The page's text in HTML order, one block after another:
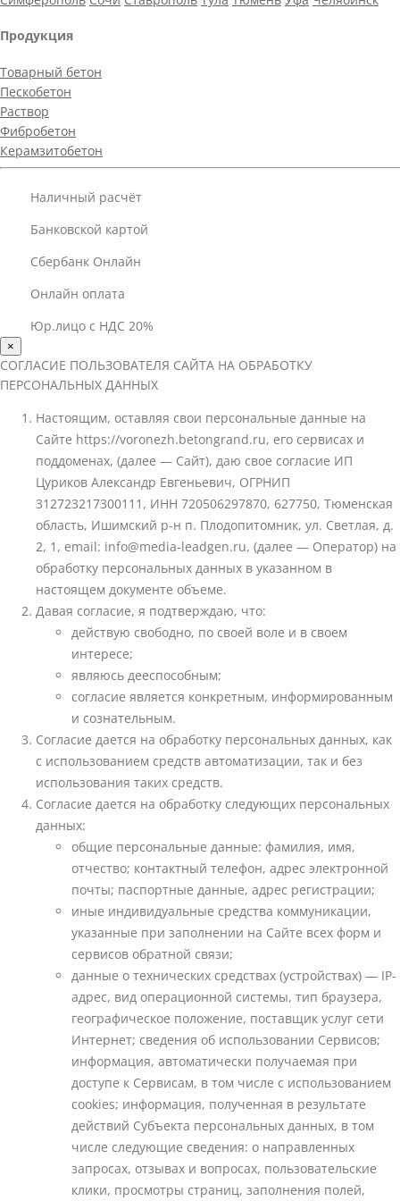
Продукция
Товарный бетон
Пескобетон
Раствор
Фибробетон
Керамзитобетон
Наличный расчёт
Банковской картой
Сбербанк Онлайн
Онлайн оплата
Юр.лицо с НДС 20%
×
СОГЛАСИЕ ПОЛЬЗОВАТЕЛЯ САЙТА НА ОБРАБОТКУ
ПЕРСОНАЛЬНЫХ ДАННЫХ
Настоящим, оставляя свои персональные данные на
Сайте https://voronezh.betongrand.ru, его сервисах и
поддоменах, (далее — Сайт), даю свое согласие ИП
Цуриков Александр Евгеньевич, ОГРНИП
312723217300111, ИНН 720506297870, 627750, Тюменская
область, Ишимский р-н п. Плодопитомник, ул. Светлая, д.
2, 1, email: info@media-leadgen.ru, (далее — Оператор) на
обработку персональных данных в указанном в
настоящем документе объеме.
Давая согласие, я подтверждаю, что:
действую свободно, по своей воле и в своем
интересе;
являюсь дееспособным;
согласие является конкретным, информированным
и сознательным.
Согласие дается на обработку персональных данных, как
с использованием средств автоматизации, так и без
использования таких средств.
Согласие дается на обработку следующих персональных
данных:
общие персональные данные: фамилия, имя,
отчество; контактный телефон, адрес электронной
почты; паспортные данные, адрес регистрации;
иные индивидуальные средства коммуникации,
указанные при заполнении на Сайте всех форм и
сервисов обратной связи;
данные о технических средствах (устройствах) — IP-
адрес, вид операционной системы, тип браузера,
географическое положение, поставщик услуг сети
Интернет; сведения об использовании Сервисов;
информация, автоматически получаемая при
доступе к Сервисам, в том числе с использованием
cookies; информация, полученная в результате
действий Субъекта персональных данных, в том
числе следующие сведения: о направленных
запросах, отзывах и вопросах, пользовательские
клики, просмотры страниц, заполнения полей,